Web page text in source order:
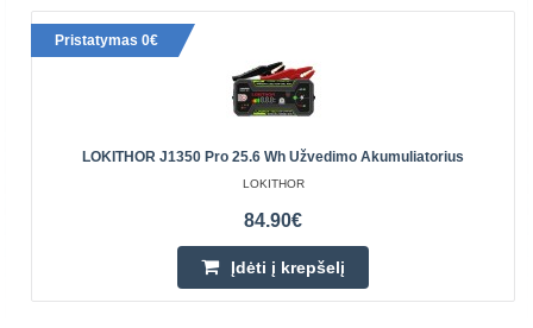
Pristatymas 0€
LOKITHOR J1350 Pro 25.6 Wh Užvedimo Akumuliatorius
LOKITHOR
84.90€
Įdėti į krepšelį